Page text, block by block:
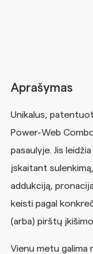
Aprašymas
Unikalus,
Power-Web
pasaulyje. Jis
įskaitant
addukciją,
keisti pagal
(arba) pirštų
Vienu metu galima